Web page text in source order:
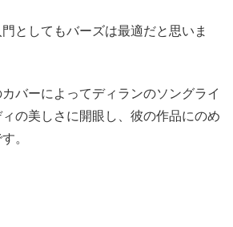
としてもバーズは最適だと思いま
バーによってディランのソングライ
の美しさに開眼し、彼の作品にのめ
。